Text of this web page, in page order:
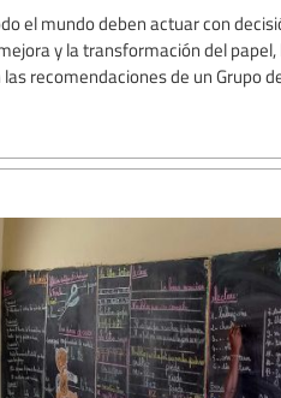
el mundo deben actuar con
y la transformación del
recomendaciones de un Grupo